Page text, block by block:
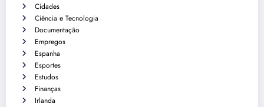
Cidades
Ciência e Tecnologia
Documentação
Empregos
Espanha
Esportes
Estudos
Finanças
Irlanda